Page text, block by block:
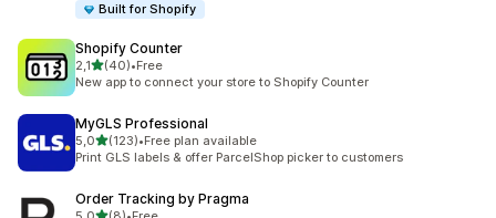
Built for Shopify
Shopify Counter
2,1z 5 hvězd
(40)
Celkový počet recenzí: 40
•Free
New app to connect your store to Shopify Counter
MyGLS Professional
5,0z 5 hvězd
(123)
Celkový počet recenzí: 123
•Free plan available
Print GLS labels & offer ParcelShop picker to customers
Order Tracking by Pragma
z 5 hvězd